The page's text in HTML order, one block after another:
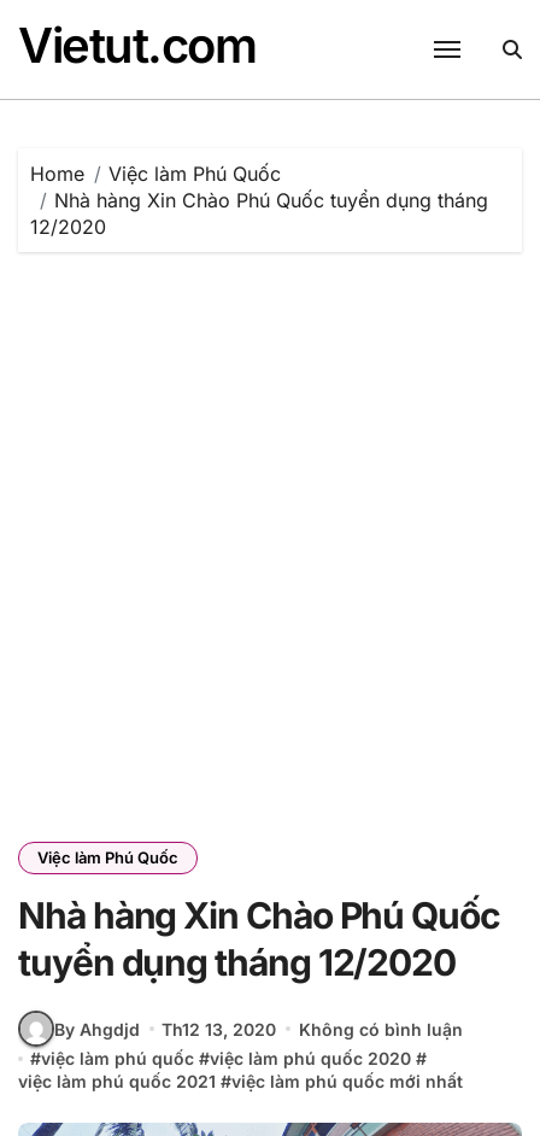
content
Vietut.com
Home
Việc làm Phú Quốc
Nhà hàng Xin Chào Phú Quốc tuyển dụng tháng
12/2020
Việc làm Phú Quốc
Nhà hàng Xin Chào Phú Quốc
tuyển dụng tháng 12/2020
By Ahgdjd Th12 13, 2020
Không có bình luận
#việc làm phú quốc #việc làm phú quốc 2020 #
việc làm phú quốc 2021 #việc làm phú quốc mới nhất